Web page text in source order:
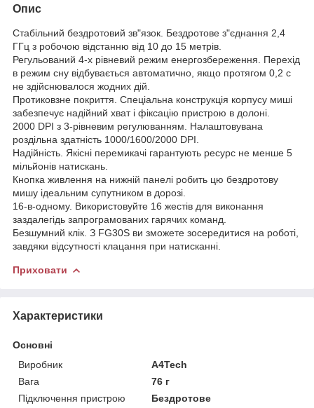
Опис
Стабільний бездротовий зв"язок. Бездротове з"єднання 2,4
ГГц з робочою відстанню від 10 до 15 метрів.
Регульований 4-х рівневий режим енергозбереження. Перехід
в режим сну відбувається автоматично, якщо протягом 0,2 с
не здійснювалося жодних дій.
Протиковзне покриття. Спеціальна конструкція корпусу миші
забезпечує надійний хват і фіксацію пристрою в долоні.
2000 DPI з 3-рівневим регулюванням. Налаштовувана
роздільна здатність 1000/1600/2000 DPI.
Надійність. Якісні перемикачі гарантують ресурс не менше 5
мільйонів натискань.
Кнопка живлення на нижній панелі робить цю бездротову
мишу ідеальним супутником в дорозі.
16-в-одному. Використовуйте 16 жестів для виконання
заздалегідь запрограмованих гарячих команд.
Безшумний клік. З FG30S ви зможете зосередитися на роботі,
завдяки відсутності клацання при натисканні.
Приховати
Характеристики
Основні
Виробник
A4Tech
Вага
76 г
Підключення пристрою
Бездротове